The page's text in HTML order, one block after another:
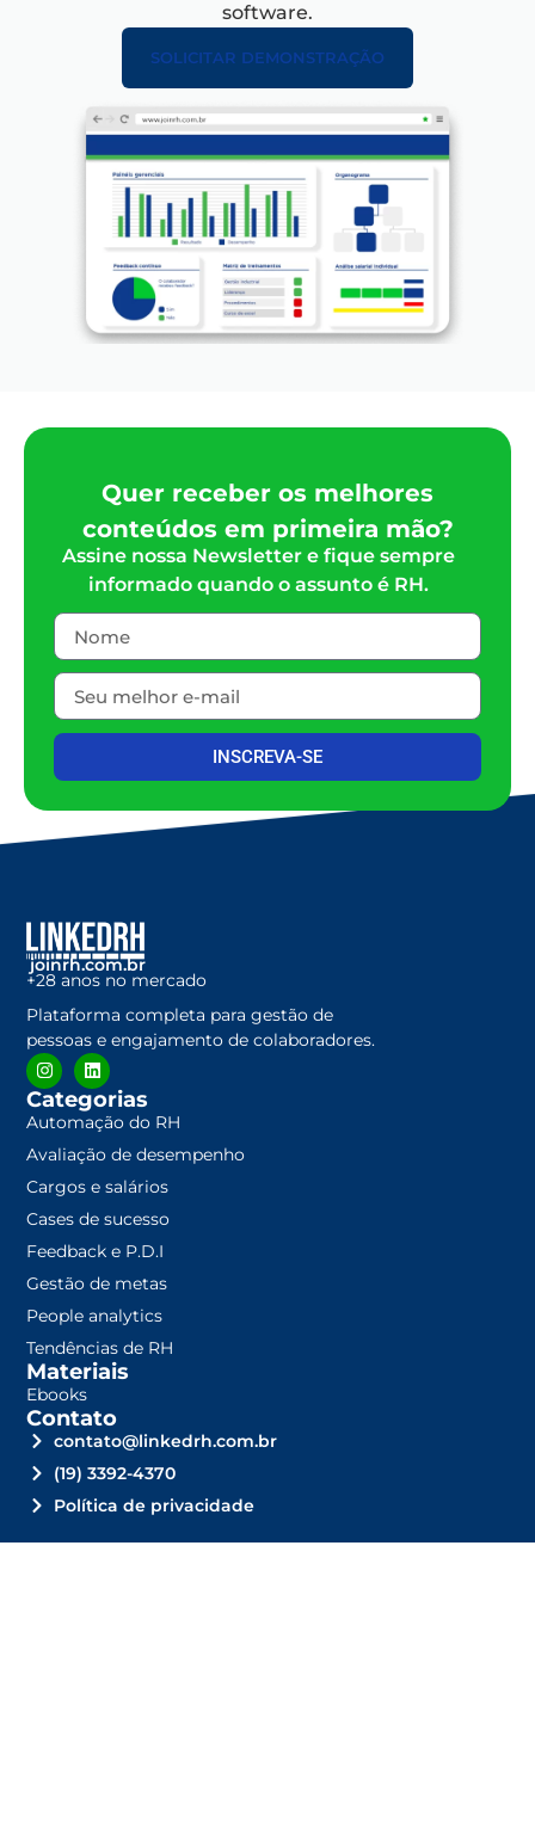
software.
SOLICITAR DEMONSTRAÇÃO
Quer receber os melhores
conteúdos em primeira mão?
Assine nossa Newsletter e fique sempre
informado quando o assunto é RH.
INSCREVA-SE
joinrh.com.br
+28 anos no mercado
Plataforma completa para gestão de
pessoas e engajamento de colaboradores.
Categorias
Automação do RH
Avaliação de desempenho
Cargos e salários
Cases de sucesso
Feedback e P.D.I
Gestão de metas
People analytics
Tendências de RH
Materiais
Ebooks
Contato
contato@linkedrh.com.br
(19) 3392-4370
Política de privacidade